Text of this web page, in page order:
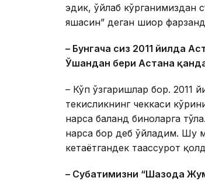
эдик, ўйлаб кўрганимиздан
яшасин” деган шиор
– Бунгача сиз 2011 йилда
Ўшандан бери Астана
– Кўп ўзгаришлар бор. 2011
текисликнинг чеккаси
нарса баланд биноларга
нарса бор деб ўйладим. Шу
кетаётгандек таассурот
– Суҳбатимизни “Шаҳзода